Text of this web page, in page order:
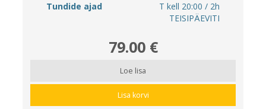
Tundide ajad
T kell 20:00 / 2h
TEISIPÄEVITI
79.00 €
Loe lisa
Lisa korvi